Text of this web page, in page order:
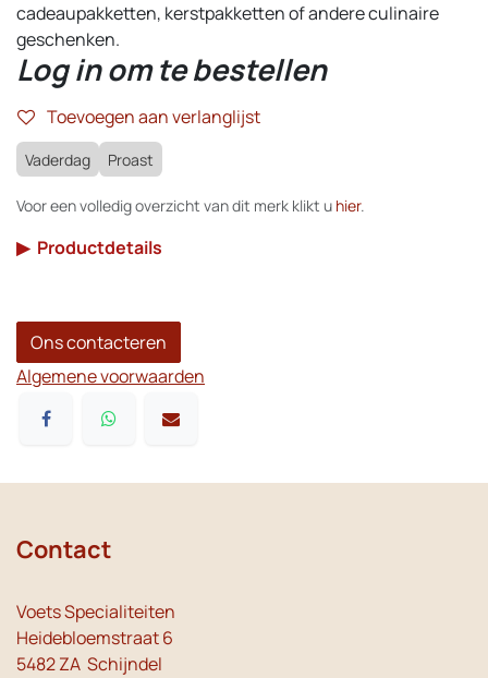
cadeaupakketten, kerstpakketten of andere culinaire
geschenken.
Log in om te bestellen
Toevoegen aan verlanglijst
Vaderdag Proast
Voor een volledig overzicht van dit merk klikt u hier.
▶ Productdetails
Ons contacteren
Algemene voorwaarden
Contact
Voets Specialiteiten
Heidebloemstraat 6
5482 ZA Schijndel